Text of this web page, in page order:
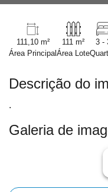
111,10 m²
Área Principal
111 m²
Área Lote
3 -
Descrição do
.
Galeria de